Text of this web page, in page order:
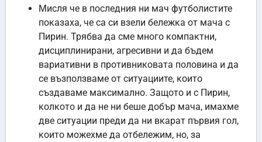
Мисля че в последния ни мач футболистите
показаха, че са си взели бележка от мача с
Пирин. Трябва да сме много компактни,
дисциплинирани, агресивни и да бъдем
вариативни в противниковата половина и да
се възползваме от ситуациите, които
създаваме максимално. Защото и с Пирин,
колкото и да не ни беше добър мача, имахме
две ситуации преди да ни вкарат първия гол,
които можехме да отбележим, но, за